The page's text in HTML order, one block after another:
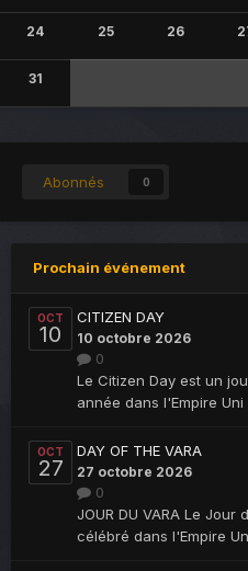
24 25 26
31
Abonnés 0
Prochain événement
OCT
10
CITIZEN DAY
10 octobre 2026
0
Le Citizen Day est un
année dans l'Empire Uni
OCT
27
DAY OF THE VARA
27 octobre 2026
0
JOUR DU VARA Le
célébré dans l'Empire